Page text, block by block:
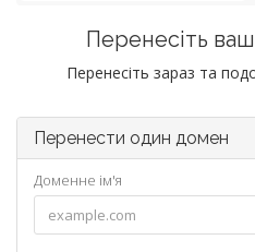
Перенесіть
Перенесіть зараз та
Перенести один домен
Доменне ім'я